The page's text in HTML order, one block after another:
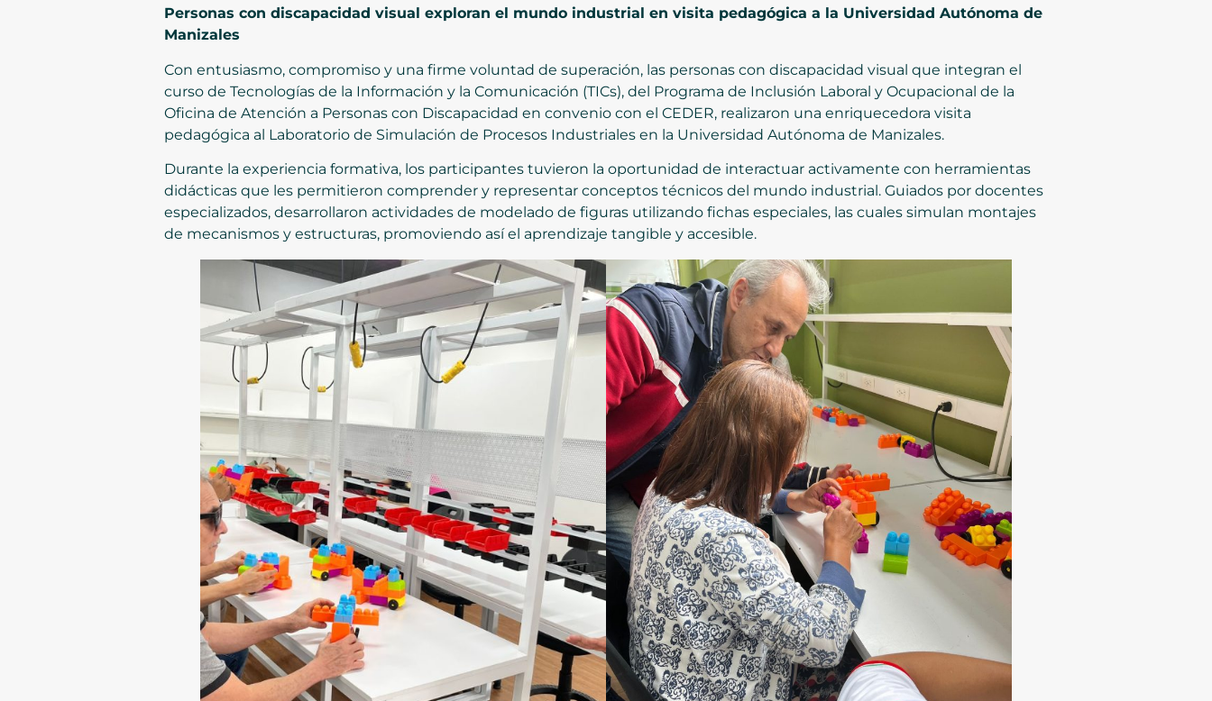
Personas con discapacidad visual exploran el mundo industrial en visita pedagógica a la Universidad Autónoma de
Manizales
Con entusiasmo, compromiso y una firme voluntad de superación, las personas con discapacidad visual que integran el
curso de Tecnologías de la Información y la Comunicación (TICs), del Programa de Inclusión Laboral y Ocupacional de la
Oficina de Atención a Personas con Discapacidad en convenio con el CEDER, realizaron una enriquecedora visita
pedagógica al Laboratorio de Simulación de Procesos Industriales en la Universidad Autónoma de Manizales.
Durante la experiencia formativa, los participantes tuvieron la oportunidad de interactuar activamente con herramientas
didácticas que les permitieron comprender y representar conceptos técnicos del mundo industrial. Guiados por docentes
especializados, desarrollaron actividades de modelado de figuras utilizando fichas especiales, las cuales simulan montajes
de mecanismos y estructuras, promoviendo así el aprendizaje tangible y accesible.